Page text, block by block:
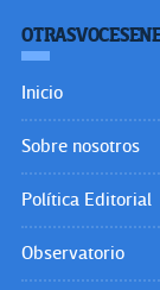
Inicio
Sobre nosotros
Política Editorial
Observatorio